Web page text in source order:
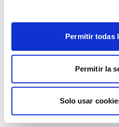
Permitir todas
Permitir la
Solo usar